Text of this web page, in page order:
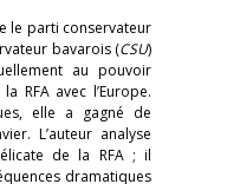
le parti conservateur
bavarois (CSU)
au pouvoir
RFA avec l’Europe.
elle a gagné de
L’auteur analyse
de la RFA ; il
dramatiques